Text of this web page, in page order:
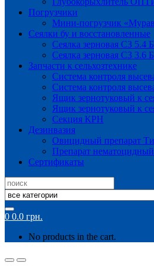
Погрузчики
Мини-погрузчик
Сеялки бу и восстановленные
Сеялка зерновая СЗ 5.4
Сеялка зерновая СЗ 3.6
Запчасти к сельхозтехнике
Система контроля
Система контроля
Ящик зернотуковый к
Ящик зернотуковый к
Секция КРН
Дезинвазия
Овицидный препарат
Препарат
Сертификаты
Search
for:
0 0.0 грн.
No products in the cart.